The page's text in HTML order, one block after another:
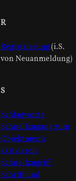
R
Registrierung(i.S.
von Neuanmeldung)
S
Schlagworte
Schnellzugang zum
Objektmenü
aktivieren
Schnellzugriff
Schrift und